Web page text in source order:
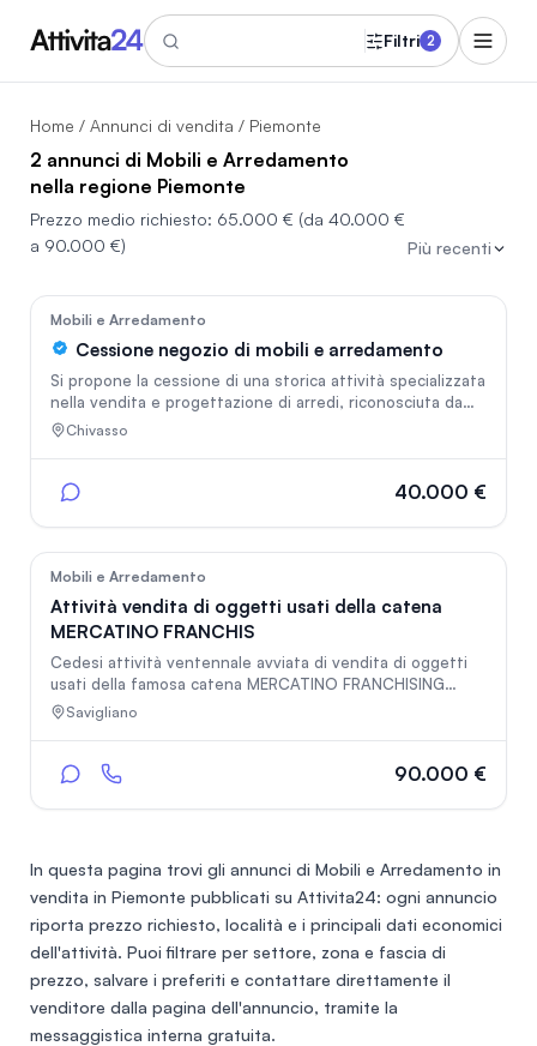
Filtri 2
Home / Annunci di vendita / Piemonte
2 annunci di Mobili e Arredamento
nella regione Piemonte
Prezzo medio richiesto: 65.000 € (da 40.000 €
a 90.000 €)
Più recenti
Mobili e Arredamento
Cessione negozio di mobili e arredamento
Si propone la cessione di una storica attività specializzata
nella vendita e progettazione di arredi, riconosciuta da
oltre 40 anni come punto di riferimento nel settore
realizzati con successo; - più di 40 anni di esperienza nel
Italy; - squadra di montaggio interna; - portafoglio clienti
consolidato e presenza sul territorio
Chivasso
40.000 €
Mobili e Arredamento
Attività vendita di oggetti usati della catena
MERCATINO FRANCHIS
Cedesi attività ventennale avviata di vendita di oggetti
usati della famosa catena MERCATINO FRANCHISING
operiamo in conto vendita, da 26 anni con 18mila clienti,
per prossimo alla pensione Attività non di difficile
conduzione famigliare Contattare per info
Savigliano
90.000 €
In questa pagina trovi gli annunci di Mobili e Arredamento in
vendita in Piemonte pubblicati su Attivita24: ogni annuncio
riporta prezzo richiesto, località e i principali dati economici
dell'attività. Puoi filtrare per settore, zona e fascia di
prezzo, salvare i preferiti e contattare direttamente il
venditore dalla pagina dell'annuncio, tramite la
messaggistica interna gratuita.